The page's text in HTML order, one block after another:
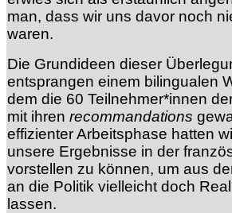
man, dass wir uns davor noch
waren.
Die Grundideen dieser
entsprangen einem bilingualen
dem die 60 Teilnehmer*innen
mit ihren recommandations
effizienter Arbeitsphase hatten
unsere Ergebnisse in der
vorstellen zu können, um aus
an die Politik vielleicht doch
lassen.